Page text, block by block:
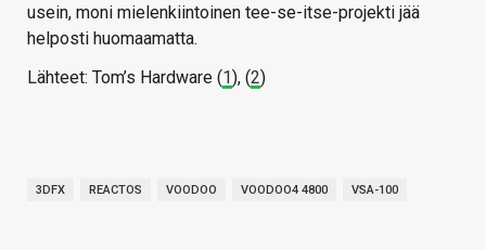
usein, moni mielenkiintoinen tee-se-itse-projekti jää
helposti huomaamatta.
Lähteet: Tom’s Hardware (1), (2)
3DFX REACTOS VOODOO VOODOO4 4800 VSA-100